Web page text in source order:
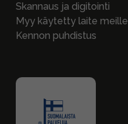
Skannaus ja digitointi
Myy käytetty laite meille
Kennon puhdistus